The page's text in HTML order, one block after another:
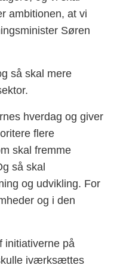
ambitionen, at vi
Søren
så skal mere
hverdag og giver
flere
skal fremme
så skal
og udvikling. For
og i den
initiativerne på
iværksættes